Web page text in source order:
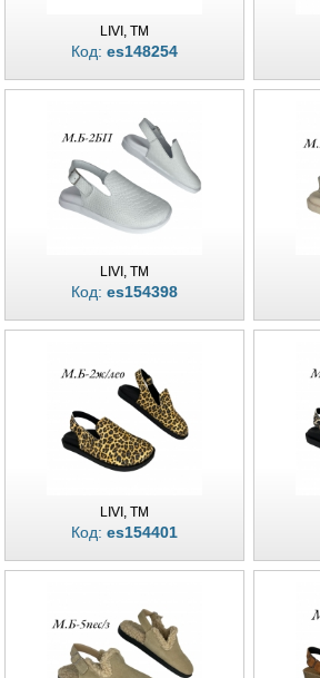
LIVI, TM
Код: es148254
LIVI, TM
Код: es154398
LIVI, TM
Код: es154401